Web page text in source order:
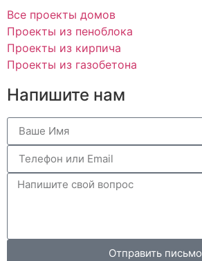
Все проекты домов
Проекты из пеноблока
Проекты из кирпича
Проекты из газобетона
Напишите нам
Отправить письмо